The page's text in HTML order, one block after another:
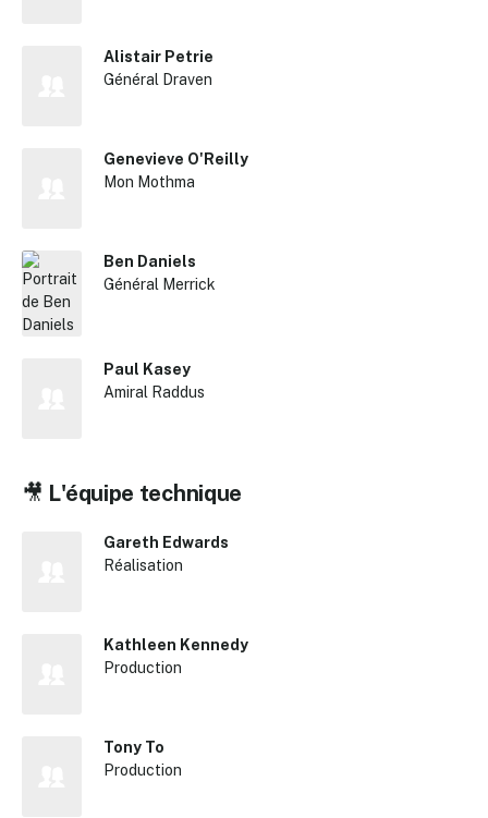
Alistair Petrie
Général Draven
Genevieve O'Reilly
Mon Mothma
Ben Daniels
Général Merrick
Paul Kasey
Amiral Raddus
🎥 L'équipe technique
Gareth Edwards
Réalisation
Kathleen Kennedy
Production
Tony To
Production